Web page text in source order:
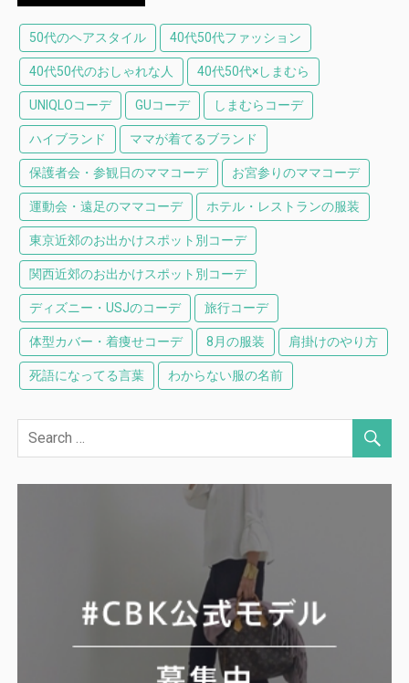
50代のヘアスタイル 40代50代ファッション
40代50代のおしゃれな人 40代50代×しまむら
UNIQLOコーデ GUコーデ しまむらコーデ
ハイブランド ママが着てるブランド
保護者会・参観日のママコーデ お宮参りのママコーデ
運動会・遠足のママコーデ ホテル・レストランの服装
東京近郊のお出かけスポット別コーデ
関西近郊のお出かけスポット別コーデ
ディズニー・USJのコーデ 旅行コーデ
体型カバー・着痩せコーデ 8月の服装 肩掛けのやり方
死語になってる言葉 わからない服の名前